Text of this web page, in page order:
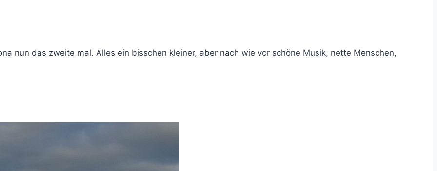
nun das zweite mal. Alles ein bisschen kleiner, aber nach wie vor schöne Musik, nette Menschen,